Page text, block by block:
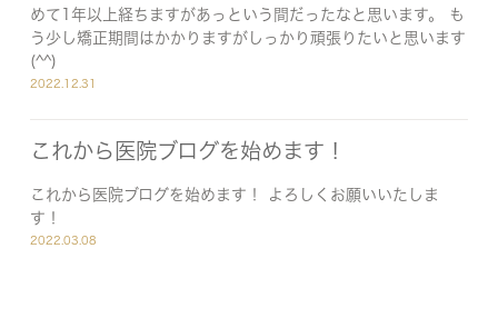
めて1年以上経ちますがあっという間だったなと思います。 も
う少し矯正期間はかかりますがしっかり頑張りたいと思います
(^^)
2022.12.31
これから医院ブログを始めます！
これから医院ブログを始めます！ よろしくお願いいたしま
す！
2022.03.08